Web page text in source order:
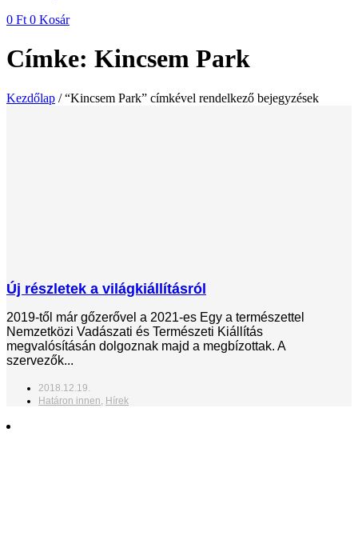
0 Ft 0 Kosár
Címke: Kincsem Park
Kezdőlap / “Kincsem Park” címkével rendelkező bejegyzések
Új részletek a világkiállításról
2019-től már gőzerővel a 2021-es Egy a természettel
Nemzetközi Vadászati és Természeti Kiállítás
megvalósításán dolgoznak majd a megbízottak. A
szervezők...
2018.12.19.
Határon innen, Hírek